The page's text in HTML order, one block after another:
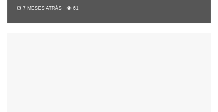
7 MESES ATRÁS 61